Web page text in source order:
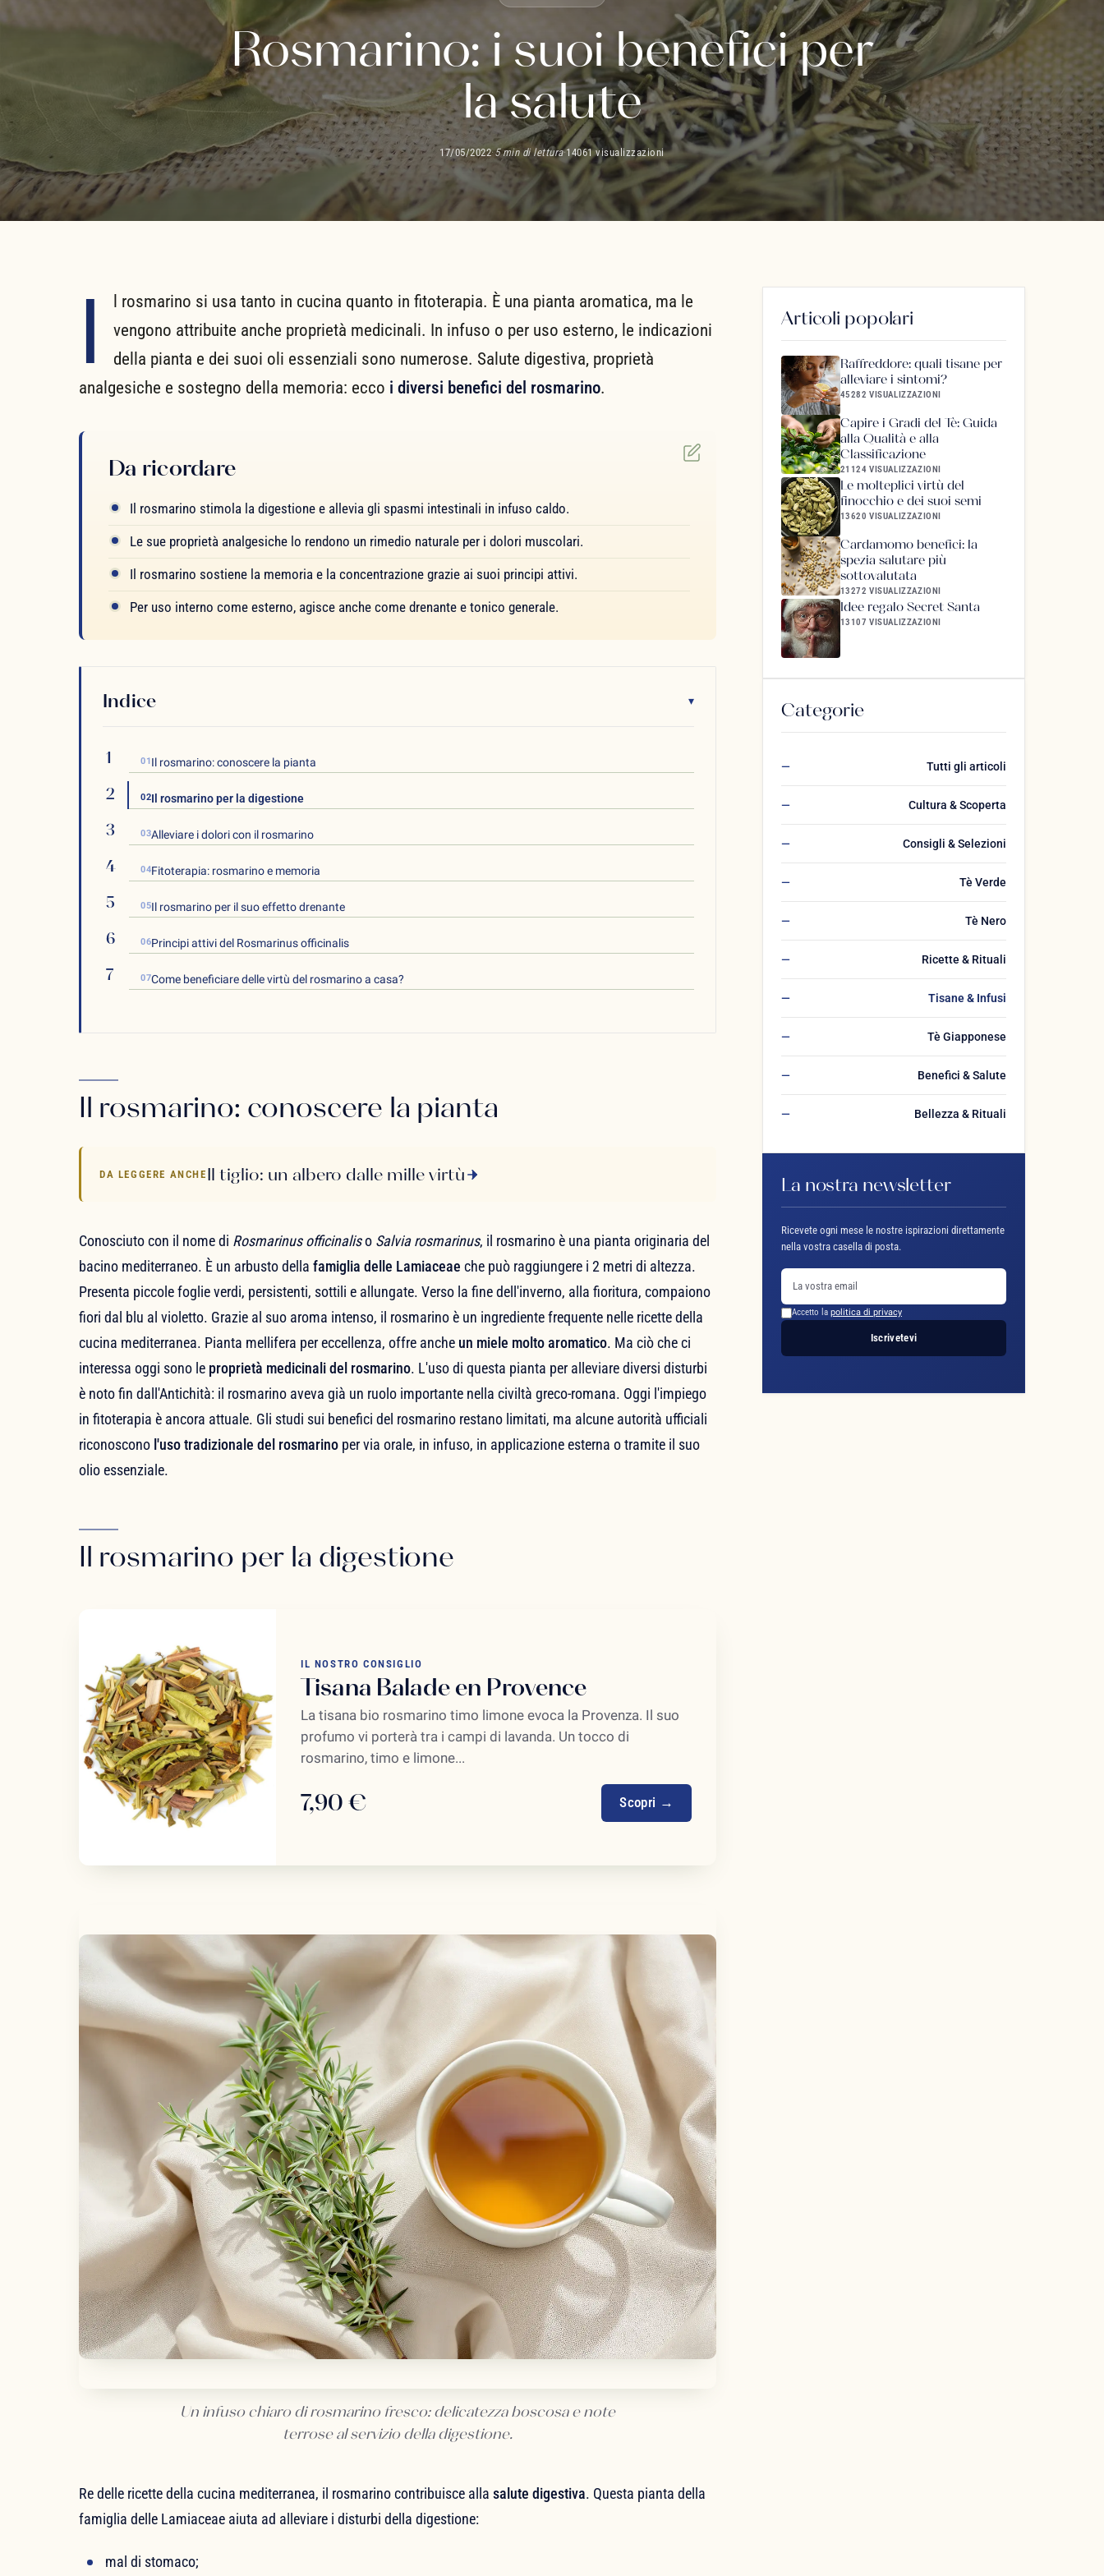
Rosmarino: i suoi benefici per
la salute
17/05/2022·5 min di lettura·14061 visualizzazioni
I
l rosmarino si usa tanto in cucina quanto in fitoterapia. È una pianta aromatica, ma le
vengono attribuite anche proprietà medicinali. In infuso o per uso esterno, le indicazioni
della pianta e dei suoi oli essenziali sono numerose. Salute digestiva, proprietà
analgesiche e sostegno della memoria: ecco i diversi benefici del rosmarino.
Da ricordare
Il rosmarino stimola la digestione e allevia gli spasmi intestinali in infuso caldo.
Le sue proprietà analgesiche lo rendono un rimedio naturale per i dolori muscolari.
Il rosmarino sostiene la memoria e la concentrazione grazie ai suoi principi attivi.
Per uso interno come esterno, agisce anche come drenante e tonico generale.
Indice ▾
01Il rosmarino: conoscere la pianta
02Il rosmarino per la digestione
03Alleviare i dolori con il rosmarino
04Fitoterapia: rosmarino e memoria
05Il rosmarino per il suo effetto drenante
06Principi attivi del Rosmarinus officinalis
07Come beneficiare delle virtù del rosmarino a casa?
Il rosmarino: conoscere la pianta
DA LEGGERE ANCHE Il tiglio: un albero dalle mille virtù
Conosciuto con il nome di Rosmarinus officinaliso Salvia rosmarinus, il rosmarino è una pianta originaria del
bacino mediterraneo. È un arbusto della famiglia delle Lamiaceae che può raggiungere i 2 metri di altezza.
Presenta piccole foglie verdi, persistenti, sottili e allungate. Verso la fine dell'inverno, alla fioritura, compaiono
fiori dal blu al violetto. Grazie al suo aroma intenso, il rosmarino è un ingrediente frequente nelle ricette della
cucina mediterranea. Pianta mellifera per eccellenza, offre anche un miele molto aromatico. Ma ciò che ci
interessa oggi sono le proprietà medicinali del rosmarino. L'uso di questa pianta per alleviare diversi disturbi
è noto fin dall'Antichità: il rosmarino aveva già un ruolo importante nella civiltà greco-romana. Oggi l'impiego
in fitoterapia è ancora attuale. Gli studi sui benefici del rosmarino restano limitati, ma alcune autorità ufficiali
riconoscono l'uso tradizionale del rosmarino per via orale, in infuso, in applicazione esterna o tramite il suo
olio essenziale.
Il rosmarino per la digestione
IL NOSTRO CONSIGLIO
Tisana Balade en Provence
La tisana bio rosmarino timo limone evoca la Provenza. Il suo
profumo vi porterà tra i campi di lavanda. Un tocco di
rosmarino, timo e limone...
7,90 € Scopri →
Un infuso chiaro di rosmarino fresco: delicatezza boscosa e note
terrose al servizio della digestione.
Re delle ricette della cucina mediterranea, il rosmarino contribuisce alla salute digestiva. Questa pianta della
famiglia delle Lamiaceae aiuta ad alleviare i disturbi della digestione:
mal di stomaco;
Articoli popolari
Raffreddore: quali tisane per
alleviare i sintomi?
45282 VISUALIZZAZIONI
Capire i Gradi del Tè: Guida
alla Qualità e alla
Classificazione
21124 VISUALIZZAZIONI
Le molteplici virtù del
finocchio e dei suoi semi
13620 VISUALIZZAZIONI
Cardamomo benefici: la
spezia salutare più
sottovalutata
13272 VISUALIZZAZIONI
Idee regalo Secret Santa
13107 VISUALIZZAZIONI
Categorie
Tutti gli articoli
Cultura & Scoperta
Consigli & Selezioni
Tè Verde
Tè Nero
Ricette & Rituali
Tisane & Infusi
Tè Giapponese
Benefici & Salute
Bellezza & Rituali
La nostra newsletter
Ricevete ogni mese le nostre ispirazioni direttamente
nella vostra casella di posta.
Accetto la politica di privacy
Iscrivetevi